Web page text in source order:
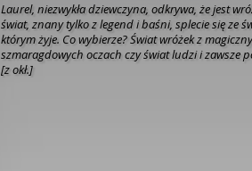
Laurel, niezwykła dziewczyna, odkrywa, że jest
świat, znany tylko z legend i baśni, splecie się ze
którym żyje. Co wybierze? Świat wróżek z
szmaragdowych oczach czy świat ludzi i zawsze
[z okł.]